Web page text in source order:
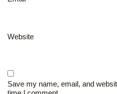
Website
Save my name, email, and